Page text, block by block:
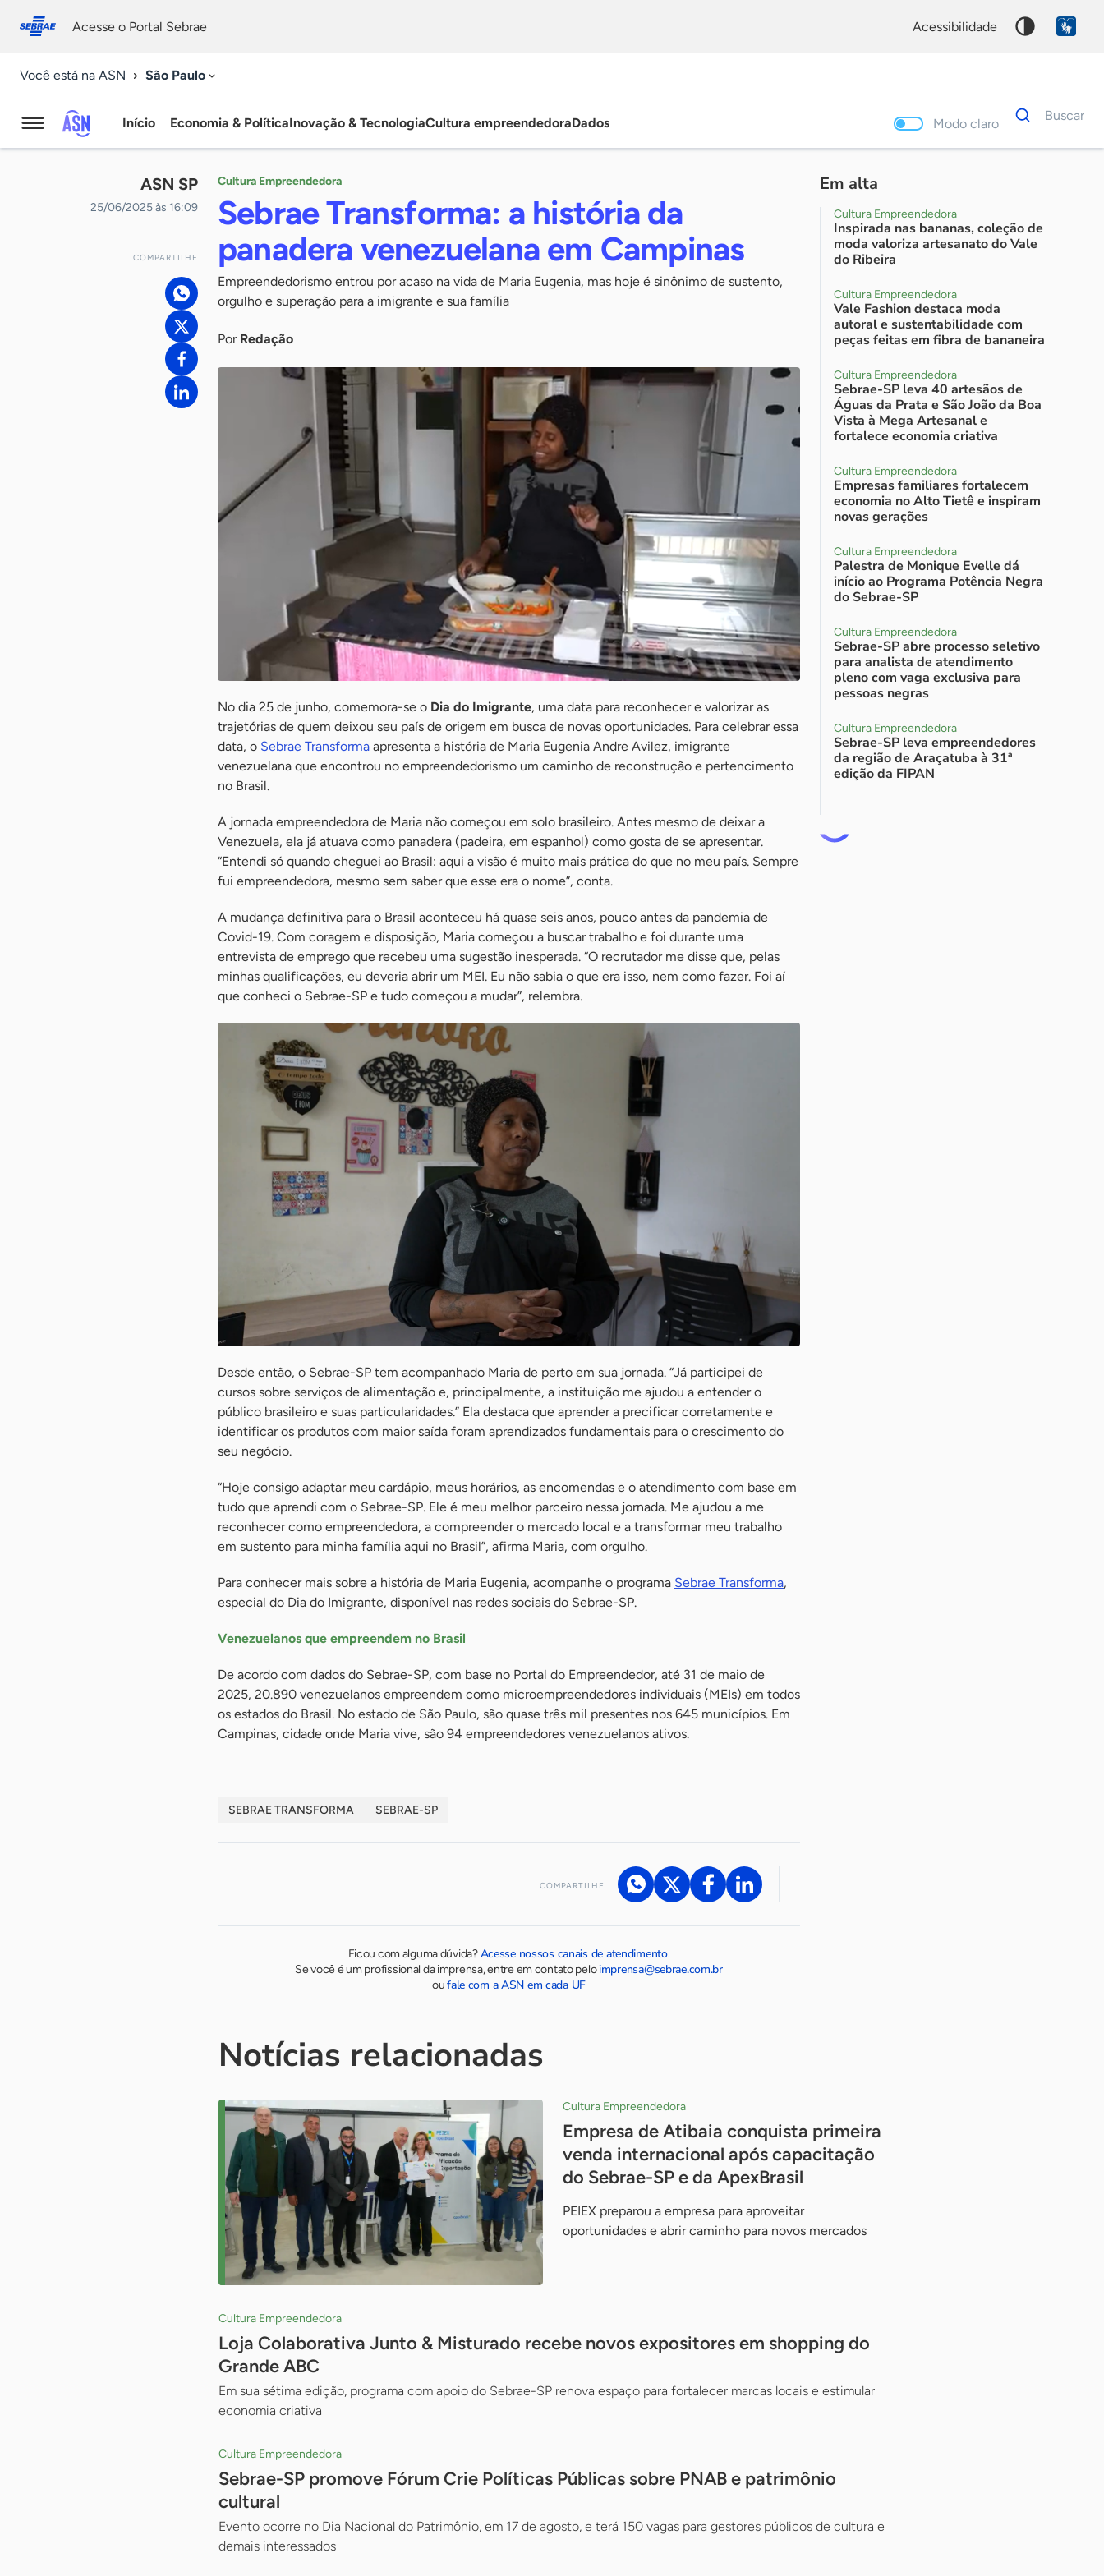
conosco
Acesse o Portal Sebrae acessibilidade
Você está na ASN São Paulo
Agência
Sebrae
de
Notícias
Início Economia & PolíticaInovação & TecnologiaCultura empreendedoraDados Modo claro
Dados
para
Buscar
ASN SP
25/06/2025 às 16:09
COMPARTILHE
Cultura Empreendedora
Sebrae Transforma: a história da
panadera venezuelana em Campinas
Empreendedorismo entrou por acaso na vida de Maria Eugenia, mas hoje é sinônimo de sustento,
orgulho e superação para a imigrante e sua família
Por Redação
No dia 25 de junho, comemora-se o Dia do Imigrante, uma data para reconhecer e valorizar as
trajetórias de quem deixou seu país de origem em busca de novas oportunidades. Para celebrar essa
data, o Sebrae Transforma apresenta a história de Maria Eugenia Andre Avilez, imigrante
venezuelana que encontrou no empreendedorismo um caminho de reconstrução e pertencimento
no Brasil.
A jornada empreendedora de Maria não começou em solo brasileiro. Antes mesmo de deixar a
Venezuela, ela já atuava como panadera (padeira, em espanhol) como gosta de se apresentar.
“Entendi só quando cheguei ao Brasil: aqui a visão é muito mais prática do que no meu país. Sempre
fui empreendedora, mesmo sem saber que esse era o nome”, conta.
A mudança definitiva para o Brasil aconteceu há quase seis anos, pouco antes da pandemia de
Covid-19. Com coragem e disposição, Maria começou a buscar trabalho e foi durante uma
entrevista de emprego que recebeu uma sugestão inesperada. “O recrutador me disse que, pelas
minhas qualificações, eu deveria abrir um MEI. Eu não sabia o que era isso, nem como fazer. Foi aí
que conheci o Sebrae-SP e tudo começou a mudar”, relembra.
Desde então, o Sebrae-SP tem acompanhado Maria de perto em sua jornada. “Já participei de
cursos sobre serviços de alimentação e, principalmente, a instituição me ajudou a entender o
público brasileiro e suas particularidades.” Ela destaca que aprender a precificar corretamente e
identificar os produtos com maior saída foram aprendizados fundamentais para o crescimento do
seu negócio.
“Hoje consigo adaptar meu cardápio, meus horários, as encomendas e o atendimento com base em
tudo que aprendi com o Sebrae-SP. Ele é meu melhor parceiro nessa jornada. Me ajudou a me
reconhecer como empreendedora, a compreender o mercado local e a transformar meu trabalho
em sustento para minha família aqui no Brasil”, afirma Maria, com orgulho.
Para conhecer mais sobre a história de Maria Eugenia, acompanhe o programa Sebrae Transforma,
especial do Dia do Imigrante, disponível nas redes sociais do Sebrae-SP.
Venezuelanos que empreendem no Brasil
De acordo com dados do Sebrae-SP, com base no Portal do Empreendedor, até 31 de maio de
2025, 20.890 venezuelanos empreendem como microempreendedores individuais (MEIs) em todos
os estados do Brasil. No estado de São Paulo, são quase três mil presentes nos 645 municípios. Em
Campinas, cidade onde Maria vive, são 94 empreendedores venezuelanos ativos.
SEBRAE TRANSFORMA SEBRAE-SP
COMPARTILHE
Ficou com alguma dúvida?Acesse nossos canais de atendimento.
Se você é um profissional da imprensa, entre em contato peloimprensa@sebrae.com.br
oufale com a ASN em cada UF
Em alta
Cultura Empreendedora
Inspirada nas bananas, coleção de
moda valoriza artesanato do Vale
do Ribeira
Cultura Empreendedora
Vale Fashion destaca moda
autoral e sustentabilidade com
peças feitas em fibra de bananeira
Cultura Empreendedora
Sebrae-SP leva 40 artesãos de
Águas da Prata e São João da Boa
Vista à Mega Artesanal e
fortalece economia criativa
Cultura Empreendedora
Empresas familiares fortalecem
economia no Alto Tietê e inspiram
novas gerações
Cultura Empreendedora
Palestra de Monique Evelle dá
início ao Programa Potência Negra
do Sebrae-SP
Cultura Empreendedora
Sebrae-SP abre processo seletivo
para analista de atendimento
pleno com vaga exclusiva para
pessoas negras
Cultura Empreendedora
Sebrae-SP leva empreendedores
da região de Araçatuba à 31ª
edição da FIPAN
Notícias relacionadas
Cultura Empreendedora
Empresa de Atibaia conquista primeira
venda internacional após capacitação
do Sebrae-SP e da ApexBrasil
PEIEX preparou a empresa para aproveitar
oportunidades e abrir caminho para novos mercados
Cultura Empreendedora
Loja Colaborativa Junto & Misturado recebe novos expositores em shopping do
Grande ABC
Em sua sétima edição, programa com apoio do Sebrae-SP renova espaço para fortalecer marcas locais e estimular
economia criativa
Cultura Empreendedora
Sebrae-SP promove Fórum Crie Políticas Públicas sobre PNAB e patrimônio
cultural
Evento ocorre no Dia Nacional do Patrimônio, em 17 de agosto, e terá 150 vagas para gestores públicos de cultura e
demais interessados